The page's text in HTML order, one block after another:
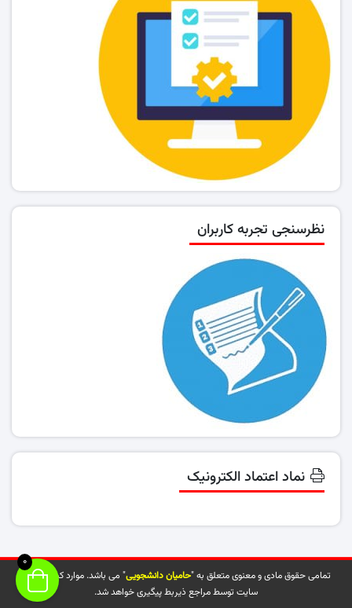
نظرسنجی تجربه کاربران
نماد اعتماد الکترونیک
تمامی حقوق مادی و معنوی متعلق به "حامیان دانشجویی" می باشد. موارد کپی شده از
سایت توسط مراجع ذیربط پیگیری خواهد شد.
0